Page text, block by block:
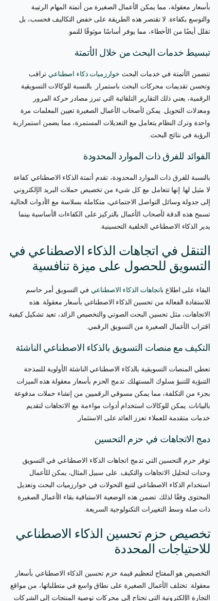
بأسعار معقولة، مما يمكن الأعمال الصغيرة من أتمتة المهام الرتيبة
والتوسع بكفاءة. لا تقتصر هذه الطريقة على خفض التكاليف فحسب، بل
تقلل أيضًا من الأخطاء، مما يوفر أساسًا موثوقًا للنمو.
تبسيط خدمات البحث من خلال الأتمتة
تتضمن الأتمتة في خدمات البحث خوارزميات ذكاء اصطناعي تراقب
وتحسن تقديمات محركات البحث باستمرار. بالنسبة للوكالات التسويقية
الرقمية، يعني ذلك التقارير التلقائية التي تبرز مصادر حركة المرور
ومعدلات التحويل. يمكن لأصحاب الأعمال الصغيرة تعيين المعلمات مرة
واحدة وترك النظام يتعامل مع التعديلات المستمرة، مما يضمن استمرارية
الرؤية في نتائج البحث.
الفوائد للفرق ذات الموارد المحدودة
بالنسبة للفرق ذات الموارد المحدودة، تقدم أتمتة الذكاء الاصطناعي كفاءة
لا مثيل لها. إنها تتعامل مع كل شيء من تخصيص حملات البريد الإلكتروني
إلى جدولة وسائل التواصل الاجتماعي، متكاملة بسلاسة مع الأدوات الحالية.
تسمح هذه الدقة لأصحاب الأعمال بالتركيز على الكفاءات الأساسية بينما
يدير الذكاء الاصطناعي الخلفية التحسينية.
التنقل في اتجاهات الذكاء الاصطناعي في
التسويق للحصول على ميزة تنافسية
البقاء على اطلاع باتجاهات الذكاء الاصطناعي في التسويق أمر حاسم
للاستفادة الفعالة من تحسين الذكاء الاصطناعي بأسعار معقولة. هذه
الاتجاهات، مثل تحسين البحث الصوتي والتخصيص الزائد، تعيد تشكيل كيفية
اقتراب الأعمال الصغيرة من التسويق الرقمي.
التكيف مع منصات التسويق بالذكاء الاصطناعي الناشئة
تعطي المنصات التسويقية بالذكاء الاصطناعي الناشئة الأولوية للنمذجة
التنبؤية للتنبؤ بسلوك المستهلك. تدمج الحزم بأسعار معقولة هذه الميزات
بجزء من التكلفة، مما يمكن مسوقي الرقميين من إنشاء حملات مدفوعة
بالبيانات. يمكن للوكالات استخدام أدوات مواءمة مع الاتجاهات لتقديم
خدمات متقدمة للعملاء تعزز العائد على الاستثمار.
دمج الاتجاهات في حزم التحسين
توفر حزم التحسين التي تدمج اتجاهات الذكاء الاصطناعي في التسويق
وحدات لتحليل الاتجاهات والتكيف. على سبيل المثال، يمكن للأعمال
استخدام الذكاء الاصطناعي لتتبع التحولات في خوارزميات البحث وتعديل
المحتوى وفقًا لذلك. تضمن هذه الوضعية الاستباقية بقاء الأعمال الصغيرة
ذات صلة وسط التغييرات التكنولوجية السريعة.
تخصيص حزم تحسين الذكاء الاصطناعي
للاحتياجات المحددة
التخصيص هو المفتاح لتعظيم قيمة حزم تحسين الذكاء الاصطناعي بأسعار
معقولة. تختلف الأعمال الصغيرة على نطاق واسع في متطلباتها، من مواقع
التجارة الإلكترونية التي تحتاج إلى محركات توصية المنتجات إلى الشركات